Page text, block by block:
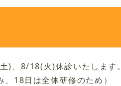
)、8/18(火)休診いたします。
、18日は全体研修のため）